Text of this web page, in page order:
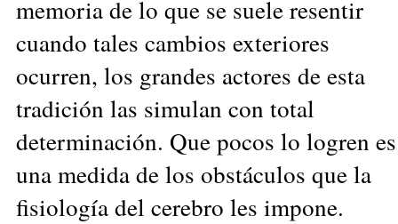
memoria de lo que se suele resentir
cuando tales cambios exteriores
ocurren, los grandes actores de esta
tradición las simulan con total
determinación. Que pocos lo logren es
una medida de los obstáculos que la
fisiología del cerebro les impone.